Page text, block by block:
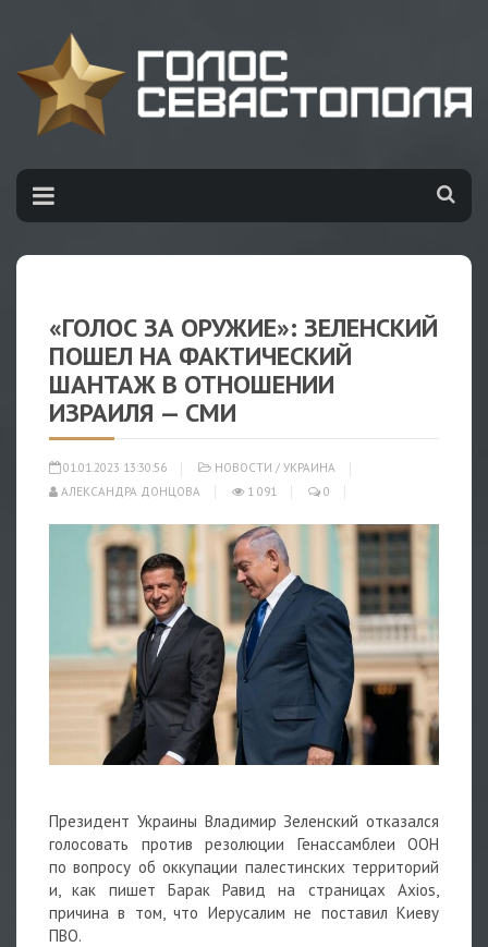
«ГОЛОС ЗА ОРУЖИЕ»: ЗЕЛЕНСКИЙ
ПОШЕЛ НА ФАКТИЧЕСКИЙ
ШАНТАЖ В ОТНОШЕНИИ
ИЗРАИЛЯ — СМИ
01.01.2023 13:30:56 НОВОСТИ / УКРАИНА
АЛЕКСАНДРА ДОНЦОВА
1 091 0
Президент Украины Владимир Зеленский отказался
голосовать против резолюции Генассамблеи ООН
по вопросу об оккупации палестинских территорий
и, как пишет Барак Равид на страницах Axios,
причина в том, что Иерусалим не поставил Киеву
ПВО.